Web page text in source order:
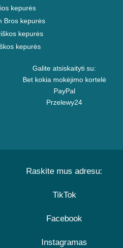
kepurės
Bros kepurės
kepurės
kepurės
Galite atsiskaityti su:
Bet kokia mokėjimo kortelė
PayPal
Przelewy24
Raskite mus adresu:
TikTok
Facebook
Instagramas